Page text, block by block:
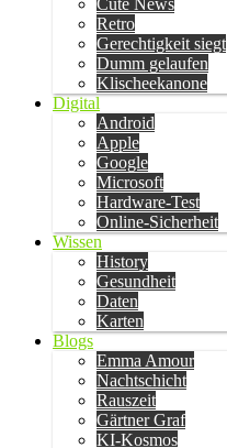
Cute News
Retro
Gerechtigkeit siegt
Dumm gelaufen
Klischeekanone
Digital
Android
Apple
Google
Microsoft
Hardware-Test
Online-Sicherheit
Wissen
History
Gesundheit
Daten
Karten
Blogs
Emma Amour
Nachtschicht
Rauszeit
Gärtner Graf
KI-Kosmos